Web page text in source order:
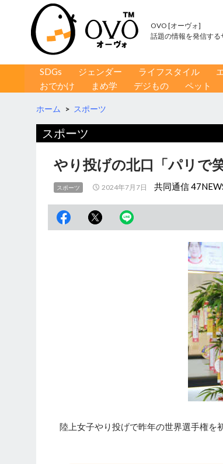
OVO [オーヴォ]
話題の情報を発信する
コンテンツへ移動
SDGs ジェンダー ライフスタイル
おでかけ
まめ学 デジもの ペット
ホーム > スポーツ
スポーツ
やり投げの北口「パリで
スポーツ 2024年7月7日 共同通信
陸上女子やり投げで昨年の世界選手権